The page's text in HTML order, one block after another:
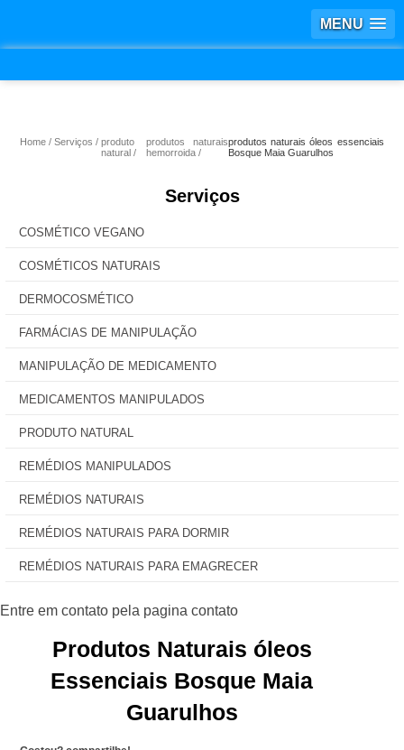
MENU
Home Serviços
produto
natural
produtos naturais
hemorroida
produtos naturais óleos essenciais
Bosque Maia Guarulhos
Serviços
COSMÉTICO VEGANO
COSMÉTICOS NATURAIS
DERMOCOSMÉTICO
FARMÁCIAS DE MANIPULAÇÃO
MANIPULAÇÃO DE MEDICAMENTO
MEDICAMENTOS MANIPULADOS
PRODUTO NATURAL
REMÉDIOS MANIPULADOS
REMÉDIOS NATURAIS
REMÉDIOS NATURAIS PARA DORMIR
REMÉDIOS NATURAIS PARA EMAGRECER
Produtos Naturais óleos
Essenciais Bosque Maia
Guarulhos